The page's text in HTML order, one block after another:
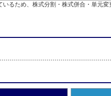
るため、株式分割・株式併合・単元